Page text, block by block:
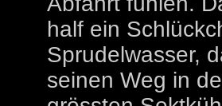
half ein
Sprudelwasser,
seinen Weg in